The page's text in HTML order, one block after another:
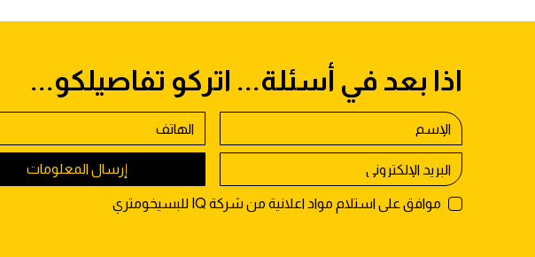
اذا بعد في أسئلة... اتركو تفاصيلكو...
إرسال المعلومات
موافق على استلام مواد اعلانية من شركة IQ للبسيخومتري